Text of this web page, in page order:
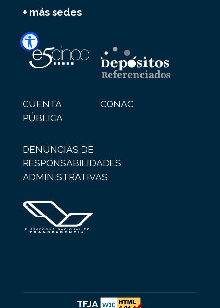
+ más sedes
CUENTA
PÚBLICA
CONAC
DENUNCIAS DE
RESPONSABILIDADES
ADMINISTRATIVAS
TFJA